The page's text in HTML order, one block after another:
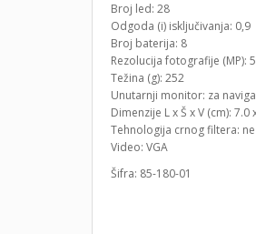
Broj led: 28
Odgoda (i) isključivanja: 0,9
Broj baterija: 8
Rezolucija fotografije (MP): 5
Težina (g): 252
Unutarnji monitor: za
Dimenzije L x Š x V (cm): 7.0
Tehnologija crnog filtera: ne
Video: VGA
Šifra: 85-180-01